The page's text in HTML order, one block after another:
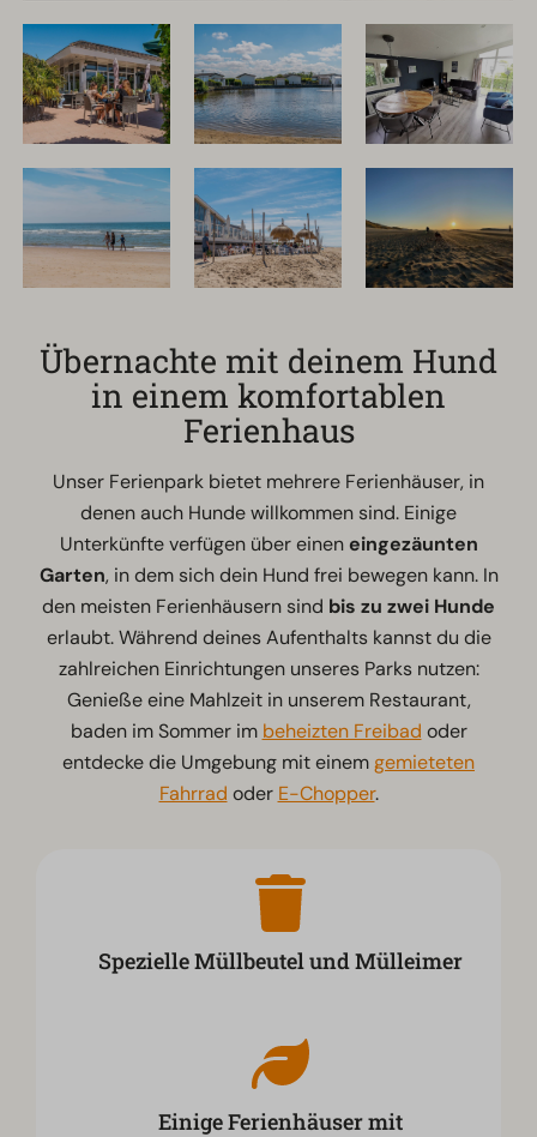
Übernachte mit deinem Hund
in einem komfortablen
Ferienhaus
Unser Ferienpark bietet mehrere Ferienhäuser, in
denen auch Hunde willkommen sind. Einige
Unterkünfte verfügen über eineneingezäunten
Garten, in dem sich dein Hund frei bewegen kann. In
den meisten Ferienhäusern sind bis zu zwei Hunde
erlaubt. Während deines Aufenthalts kannst du die
zahlreichen Einrichtungen unseres Parks nutzen:
Genieße eine Mahlzeit in unserem Restaurant,
baden im Sommer im beheizten Freibad oder
entdecke die Umgebung mit einemgemieteten
Fahrrad oder E-Chopper.
Spezielle Müllbeutel und Mülleimer
Einige Ferienhäuser mit